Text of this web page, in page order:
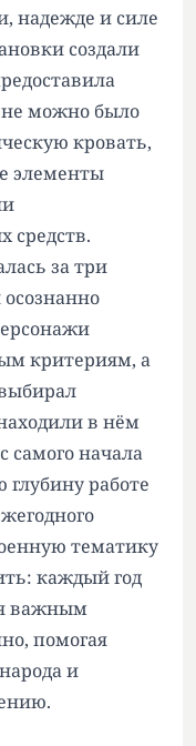
надежде и силе
создали
можно было
кровать,
элементы
средств.
за три
критериям, а
в нём
самого начала
работе
тематику
каждый год
важным
помогая
и